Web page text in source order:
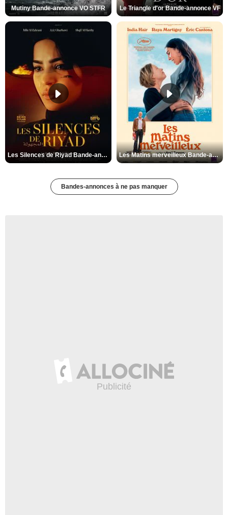
Mutiny Bande-annonce VO STFR Le Triangle d'or Bande-annonce VF
Les Silences de Riyad Bande-annonce VO STFR Les Matins merveilleux Bande-annonce VF
Bandes-annonces à ne pas manquer